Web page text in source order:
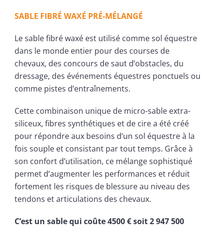
SABLE FIBRÉ WAXÉ PRÉ-MÉLANGÉ
Le sable fibré waxé est utilisé comme sol équestre
dans le monde entier pour des courses de
chevaux, des concours de saut d’obstacles, du
dressage, des événements équestres ponctuels ou
comme pistes d’entraînements.
Cette combinaison unique de micro-sable extra-
siliceux, fibres synthétiques et de cire a été créé
pour répondre aux besoins d’un sol équestre à la
fois souple et consistant par tout temps. Grâce à
son confort d’utilisation, ce mélange sophistiqué
permet d’augmenter les performances et réduit
fortement les risques de blessure au niveau des
tendons et articulations des chevaux.
C’est un sable qui coûte 4500 € soit 2 947 500